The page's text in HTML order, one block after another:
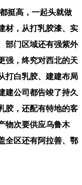
挺高，一起头就做
材，从打乳胶漆、实
部门区域还有强紫外
强，终究对西北的天
打白乳胶、建建布局
建公司都告竣了持久
胶，还配有特地的客
物次要供应乌鲁木
全区还有阿拉善、鄂